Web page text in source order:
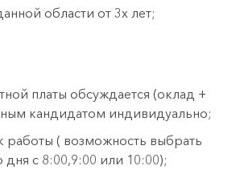
области от 3х лет;
платы обсуждается (оклад +
кандидатом индивидуально;
( возможность выбрать
дня с 8:00,9:00 или 10:00);